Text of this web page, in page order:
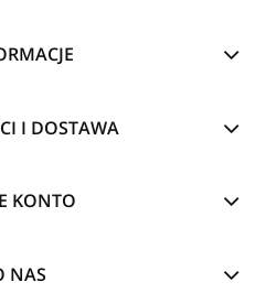
I DOSTAWA
KONTO
NAS